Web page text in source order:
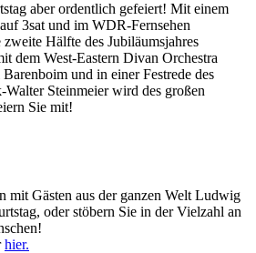
aber ordentlich gefeiert! Mit einem
3sat und im WDR-Fernsehen
Hälfte des Jubiläumsjahres
dem West-Eastern Divan Orchestra
und in einer Festrede des
Walter Steinmeier wird des großen
Sie mit!
mit Gästen aus der ganzen Welt Ludwig
oder stöbern Sie in der Vielzahl an
hier.